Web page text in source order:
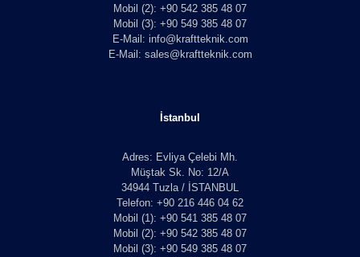
Mobil (2): +90 542 385 48 07
Mobil (3): +90 549 385 48 07
E-Mail: info@kraftteknik.com
E-Mail: sales@kraftteknik.com
İstanbul
Adres: Evliya Çelebi Mh.
Müştak Sk. No: 12/A
34944 Tuzla / İSTANBUL
Telefon: +90 216 446 04 62
Mobil (1): +90 541 385 48 07
Mobil (2): +90 542 385 48 07
Mobil (3): +90 549 385 48 07